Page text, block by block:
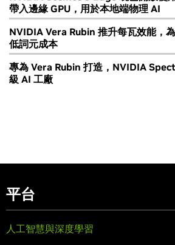
帶入邊緣 GPU，用於本地端物理 AI
NVIDIA Vera Rubin 推升每瓦效能，
低詞元成本
專為 Vera Rubin 打造，NVIDIA
級 AI 工廠
平台
人工智慧與深度學習